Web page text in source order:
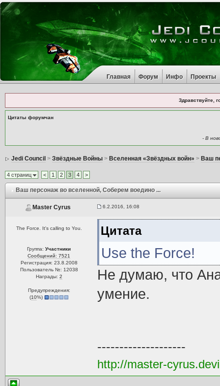
Главная Форум Инфо Проекты
Здравствуйте,
Цитаты форумчан
- В
Jedi Council > Звёздные Войны> Вселенная «Звёздных войн» > Ваш
4 страниц < 1 2 3 4 >
Ваш персонаж во вселенной, Соберем воедино ...
Master Cyrus 6.2.2016, 16:08
The Force. It's calling to You.
Группа:Участники
Сообщений: 7521
Регистрация: 23.8.2008
Пользователь №: 12038
Награды: 2
Предупреждения:
(10%)
Цитата
Use the Force!
Не думаю, что
умение.
--------------------
http://master-